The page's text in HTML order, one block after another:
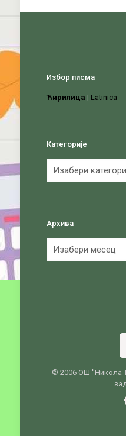
Избор писма
Ћирилица | Latinica
Категорије
Архива
© 2006 ОШ ''Никола